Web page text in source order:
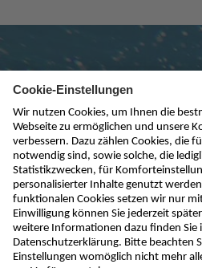
Newsletter abonnieren